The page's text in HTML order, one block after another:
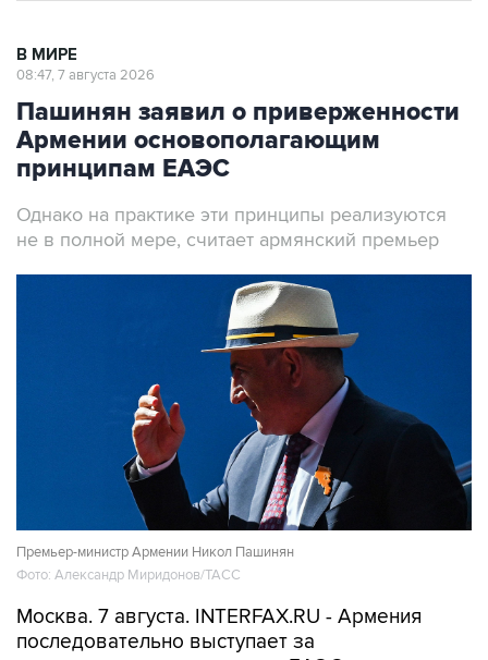
Пашинян заявил о приверженности
Армении основополагающим
принципам ЕАЭС
Однако на практике эти принципы реализуются
Премьер-министр Армении Никол Пашинян
Фото: Александр Миридонов/ТАСС
Москва. 7 августа. INTERFAX.RU - Армения
приверженность принципам ЕАЭС, заявил
премьер-министр республики Никол Пашинян.